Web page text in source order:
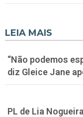
LEIA MAIS
“Não podemos
diz Gleice Jane
PL de Lia